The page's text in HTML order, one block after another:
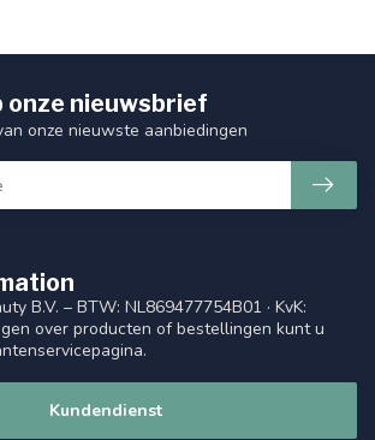
B.V. – BTW: NL869477754B01 · KvK:
over producten of bestellingen kunt u
Kundendienst
onze nieuwsbrief
onze nieuwste aanbiedingen